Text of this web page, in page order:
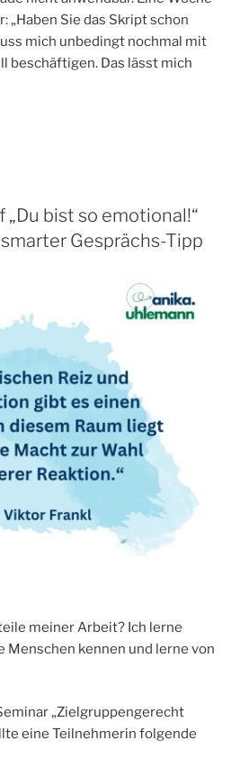
„Haben Sie das Skript schon
mich unbedingt nochmal mit
beschäftigen. Das lässt mich
bist so emotional!“
Gesprächs-Tipp
meiner Arbeit? Ich lerne
Menschen kennen und lerne von
„Zielgruppengerecht
eine Teilnehmerin folgende